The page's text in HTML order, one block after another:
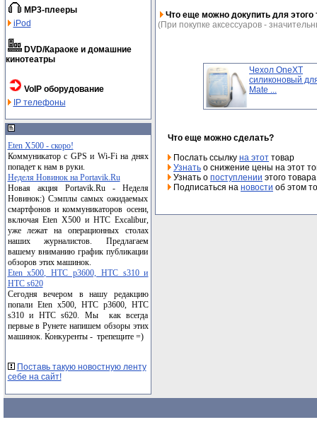
MP3-плееры
iPod
DVD/Караоке и домашние
кинотеатры
VoIP оборудование
IP телефоны
Eten X500 - скоро!
Коммуникатор с GPS и Wi-Fi на днях
попадет к нам в руки.
Неделя Новинок на Portavik.Ru
Новая акция Portavik.Ru - Неделя
Новинок:) Сэмплы самых ожидаемых
смартфонов и коммуникаторов осени,
включая Eten X500 и HTC Excalibur,
уже лежат на операционных столах
наших журналистов. Предлагаем
вашему вниманию график публикации
обзоров этих машинок.
Eten x500, HTC p3600, HTC s310 и
HTC s620
Сегодня вечером в нашу редакцию
попали Eten x500, HTC p3600, HTC
s310 и HTC s620. Мы как всегда
первые в Рунете напишем обзоры этих
машинок. Конкуренты - трепещите =)
Поставь такую новостную ленту
себе на сайт!
Что еще можно докупить для этого
(При покупке аксессуаров -
Чехол OneXT
силиконовый
Mate ...
Что еще можно сделать?
Послать ссылку на этот товар
Узнать о снижение цены на этот
Узнать о поступлении этого
Подписаться на новости об этом